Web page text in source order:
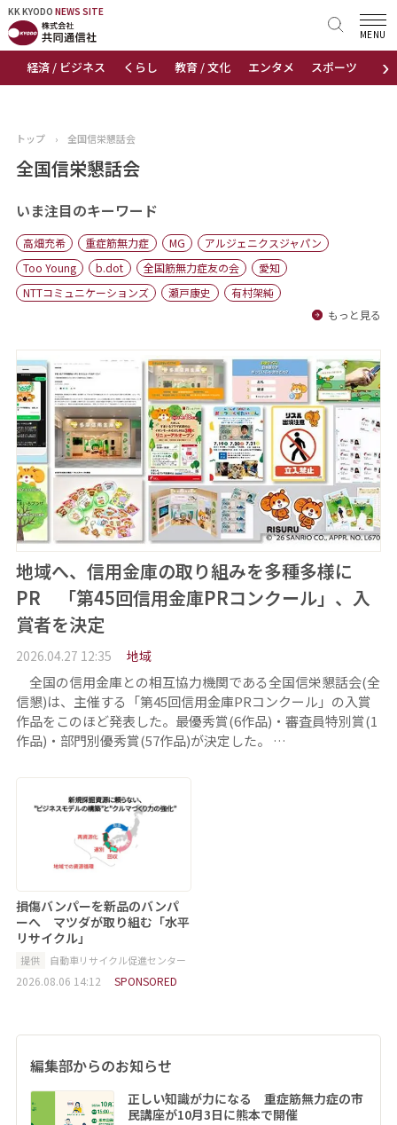
KK KYODO NEWS SITE
›
経済 / ビジネス くらし 教育 / 文化 エンタメ スポーツ 地域
MENU
KK KYODONEWS SITE
トップページ
ニュース
おすすめコンテンツ
出版物
会社概要
トップ › 全国信栄懇話会
全国信栄懇話会
いま注目のキーワード
高畑充希 重症筋無力症 MG
アルジェニクスジャパン
Too Young
b.dot 全国筋無力症友の会
愛知
NTTコミュニケーションズ
瀬戸康史
有村架純
もっと見る
地域へ、信用金庫の取り組みを多種多様に
PR 「第45回信用金庫PRコンクール」、入
賞者を決定
2026.04.27 12:35 地域
全国の信用金庫との相互協力機関である全国信栄懇話会(全
信懇)は、主催する「第45回信用金庫PRコンクール」の入賞
作品をこのほど発表した。最優秀賞(6作品)・審査員特別賞(1
作品)・部門別優秀賞(57作品)が決定した。 …
損傷バンパーを新品のバンパ
ーへ マツダが取り組む「水平
リサイクル」
提供 自動車リサイクル促進センター
2026.08.06 14:12 SPONSORED
編集部からのお知らせ
正しい知識が力になる 重症筋無力症の市
民講座が10月3日に熊本で開催